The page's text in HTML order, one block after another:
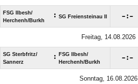
FSG Ilbesh/​
Herchenh/​Burkh
: SG Freiensteinau II :
Freitag, 14.08.2026
SG Sterbfritz/​
Sannerz
:
FSG Ilbesh/​
Herchenh/​Burkh
:
Sonntag, 16.08.2026